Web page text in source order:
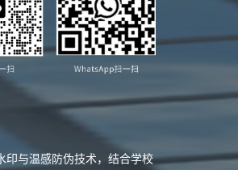
印与温感防伪技术，结合学校